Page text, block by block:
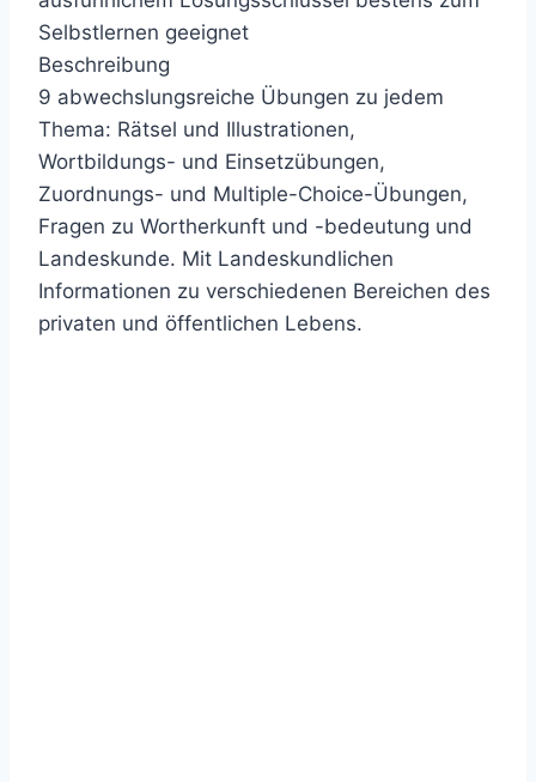
Selbstlernen geeignet
Beschreibung
9 abwechslungsreiche Übungen zu jedem
Thema: Rätsel und Illustrationen,
Wortbildungs- und Einsetzübungen,
Zuordnungs- und Multiple-Choice-Übungen,
Fragen zu Wortherkunft und -bedeutung und
Landeskunde. Mit Landeskundlichen
Informationen zu verschiedenen Bereichen des
privaten und öffentlichen Lebens.